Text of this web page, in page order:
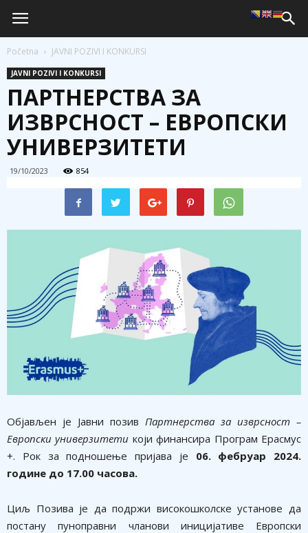
Početna JAVNI POZIVI I KONKURSI
JAVNI POZIVI I KONKURSI
ПАРТНЕРСТВА ЗА
ИЗВРСНОСТ – ЕВРОПСКИ
УНИВЕРЗИТЕТИ
19/10/2023 854
Објављен је Јавни позив Партнерства за изврсност –
Европски универзитети који финансира Програм Ерасмус
+. Рок за подношење пријава је 06. фебруар 2024.
године до 17.00 часова.
Циљ Позива је да подржи високошколске установе да
постану пуноправни чланови иницијативе Европски